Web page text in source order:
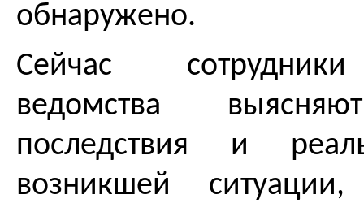
обнаружено.
Сейчас
ведомства
последствия и
возникшей